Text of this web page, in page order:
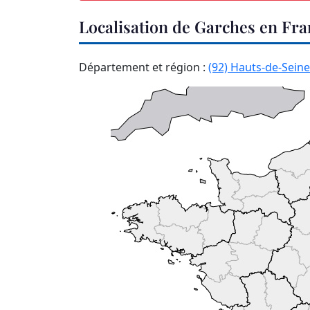
Localisation de Garches en
Département et région : (92) Hauts-de-Seine